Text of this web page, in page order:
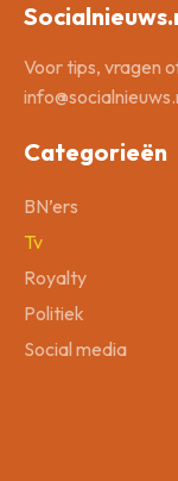
Voor tips, vragen
Categorieën
BN’ers
Tv
Royalty
Politiek
Social media